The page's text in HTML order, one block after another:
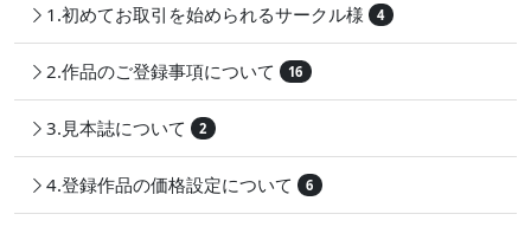
1.初めてお取引を始められるサークル様 4
2.作品のご登録事項について 16
3.見本誌について 2
4.登録作品の価格設定について 6